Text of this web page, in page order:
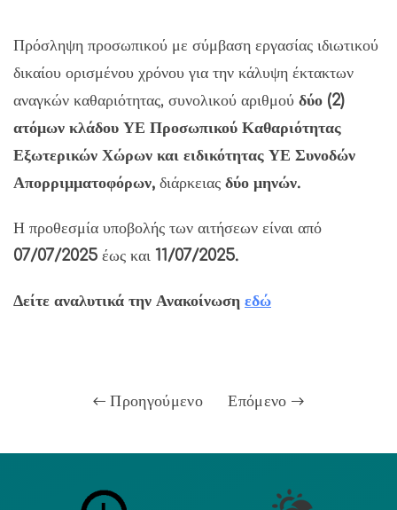
Πρόσληψη προσωπικού με σύμβαση εργασίας ιδιωτικού
δικαίου ορισμένου χρόνου για την κάλυψη έκτακτων
αναγκών καθαριότητας, συνολικού αριθμού δύο (2)
ατόμων κλάδου ΥΕ Προσωπικού Καθαριότητας
Εξωτερικών Χώρων και ειδικότητας ΥΕ Συνοδών
Απορριμματοφόρων, διάρκειας δύο μηνών.
Η προθεσμία υποβολής των αιτήσεων είναι από
07/07/2025 έως και 11 /07/2025.
Δείτε αναλυτικά την Ανακοίνωση εδώ
Προηγούμενο Επόμενο